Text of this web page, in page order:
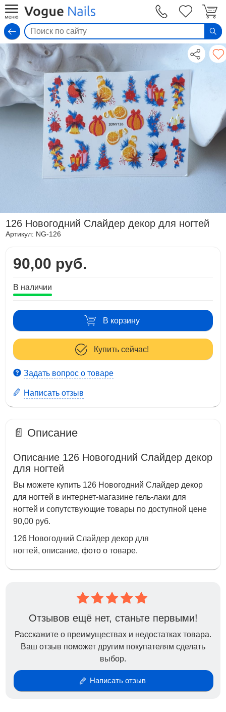
126 Новогодний Слайдер декор для ногтей
Артикул: NG-126
90,00 руб.
В наличии
В корзину
Купить сейчас!
Задать вопрос о товаре
Написать отзыв
📄 Описание
Описание 126 Новогодний Слайдер декор
для ногтей
Вы можете купить 126 Новогодний Слайдер декор
для ногтей в интернет-магазине гель-лаки для
ногтей и сопутствующие товары по доступной цене
90,00 руб.
126 Новогодний Слайдер декор для
ногтей, описание, фото о товаре.
Отзывов ещё нет, станьте первыми!
Расскажите о преимуществах и недостатках товара.
Ваш отзыв поможет другим покупателям сделать
выбор.
Написать отзыв